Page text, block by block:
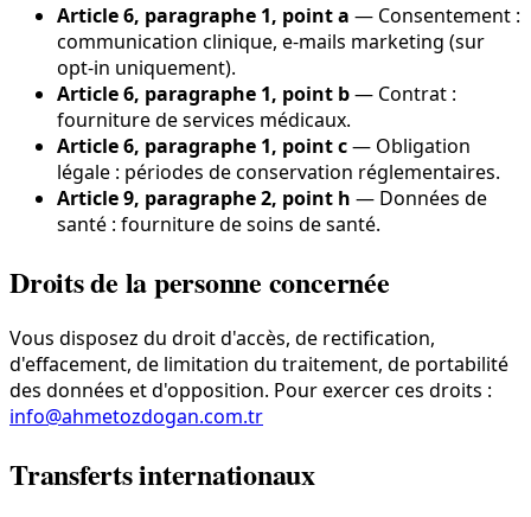
Article 6, paragraphe 1, point a — Consentement :
communication clinique, e-mails marketing (sur
opt-in uniquement).
Article 6, paragraphe 1, point b— Contrat :
fourniture de services médicaux.
Article 6, paragraphe 1, point c— Obligation
légale : périodes de conservation réglementaires.
Article 9, paragraphe 2, point h — Données de
santé : fourniture de soins de santé.
Droits de la personne concernée
Vous disposez du droit d'accès, de rectification,
d'effacement, de limitation du traitement, de portabilité
des données et d'opposition. Pour exercer ces droits :
info@ahmetozdogan.com.tr
Transferts internationaux